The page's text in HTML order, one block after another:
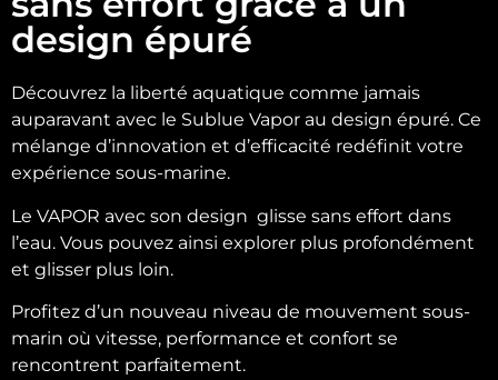
design épuré
Découvrez la liberté aquatique comme jamais
auparavant avec le Sublue Vapor au design épuré. Ce
mélange d’innovation et d’efficacité redéfinit votre
expérience sous-marine.
Le VAPOR avec son design glisse sans effort dans
l’eau. Vous pouvez ainsi explorer plus profondément
et glisser plus loin.
Profitez d’un nouveau niveau de mouvement sous-
marin où vitesse, performance et confort se
rencontrent parfaitement.